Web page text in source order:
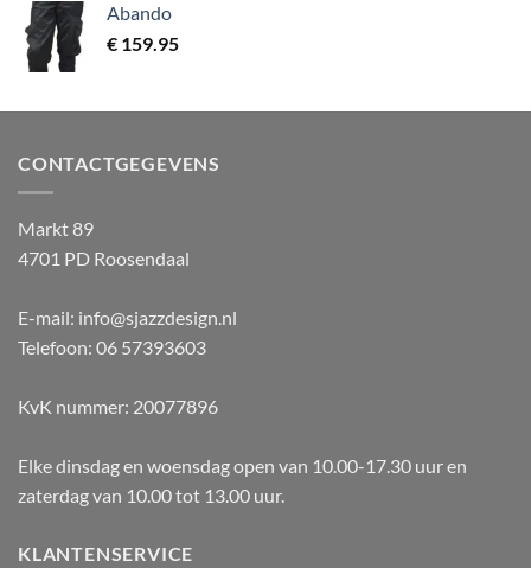
Abando
€ 159.95
CONTACTGEGEVENS
Markt 89
4701 PD Roosendaal
E-mail: info@sjazzdesign.nl
Telefoon: 06 57393603
KvK nummer: 20077896
Elke dinsdag en woensdag open van 10.00-17.30 uur en
zaterdag van 10.00 tot 13.00 uur.
KLANTENSERVICE